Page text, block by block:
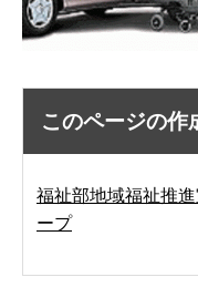
このページの作
福祉部地域福祉推
ープ